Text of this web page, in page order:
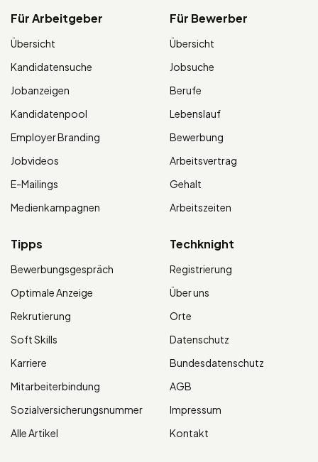
Für Arbeitgeber
Übersicht
Kandidatensuche
Jobanzeigen
Kandidatenpool
Employer Branding
Jobvideos
E-Mailings
Medienkampagnen
Für Bewerber
Übersicht
Jobsuche
Berufe
Lebenslauf
Bewerbung
Arbeitsvertrag
Gehalt
Arbeitszeiten
Tipps
Bewerbungsgespräch
Optimale Anzeige
Rekrutierung
Soft Skills
Karriere
Mitarbeiterbindung
Sozialversicherungsnummer
Alle Artikel
Techknight
Registrierung
Über uns
Orte
Datenschutz
Bundesdatenschutz
AGB
Impressum
Kontakt